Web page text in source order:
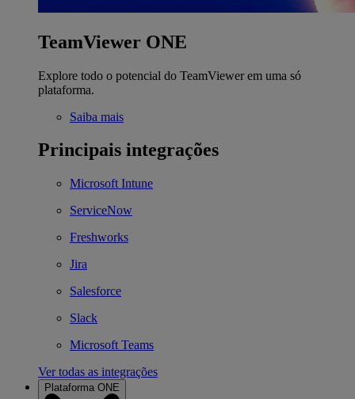
TeamViewer ONE
Explore todo o potencial do TeamViewer em uma só
plataforma.
Saiba mais
Principais integrações
Microsoft Intune
ServiceNow
Freshworks
Jira
Salesforce
Slack
Microsoft Teams
Ver todas as integrações
Plataforma ONE